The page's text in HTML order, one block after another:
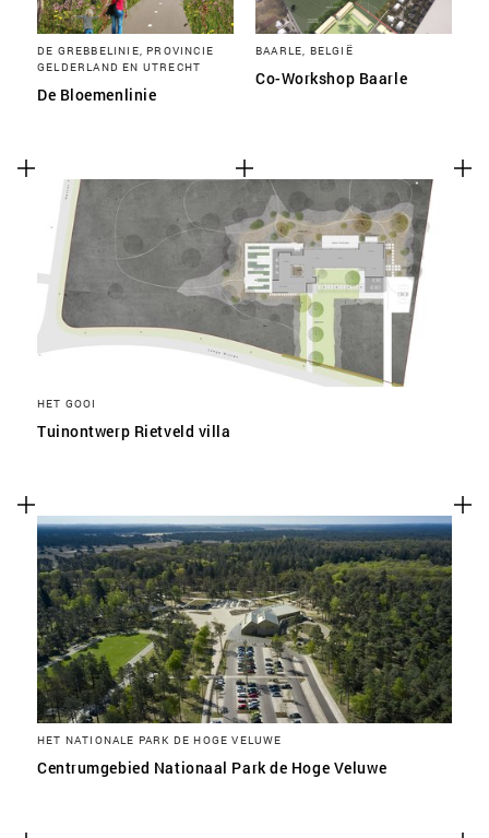
DE GREBBELINIE, PROVINCIE
GELDERLAND EN UTRECHT
De Bloemenlinie
BAARLE, BELGIË
Co-Workshop Baarle
HET GOOI
Tuinontwerp Rietveld villa
HET NATIONALE PARK DE HOGE VELUWE
Centrumgebied Nationaal Park de Hoge Veluwe